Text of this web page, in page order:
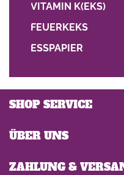
VITAMIN K(EKS)
FEUERKEKS
ESSPAPIER
SHOP SERVICE
ÜBER UNS
ZAHLUNG &